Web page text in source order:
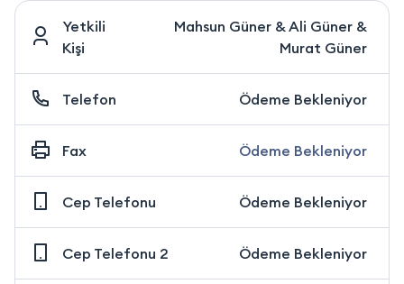
Yetkili
Kişi
Mahsun Güner & Ali Güner &
Murat Güner
Telefon Ödeme Bekleniyor
Fax Ödeme Bekleniyor
Cep Telefonu Ödeme Bekleniyor
Cep Telefonu 2 Ödeme Bekleniyor